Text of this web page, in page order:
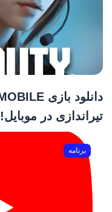
تیراندازی در موبایل!
برنامه